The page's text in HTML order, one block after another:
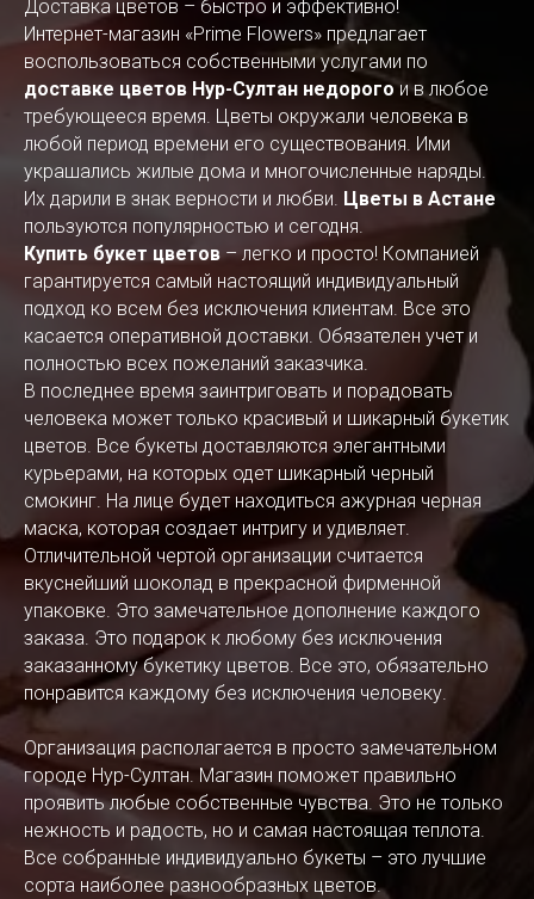
Доставка цветов – быстро и эффективно!
Интернет-магазин «Prime Flowers» предлагает
воспользоваться собственными услугами по
доставке цветов Нур-Султан недорогои в любое
требующееся время. Цветы окружали человека в
любой период времени его существования. Ими
украшались жилые дома и многочисленные наряды.
Их дарили в знак верности и любви. Цветы в Астане
пользуются популярностью и сегодня.
Купить букет цветов– легко и просто! Компанией
гарантируется самый настоящий индивидуальный
подход ко всем без исключения клиентам. Все это
касается оперативной доставки. Обязателен учет и
полностью всех пожеланий заказчика.
В последнее время заинтриговать и порадовать
человека может только красивый и шикарный букетик
цветов. Все букеты доставляются элегантными
курьерами, на которых одет шикарный черный
смокинг. На лице будет находиться ажурная черная
маска, которая создает интригу и удивляет.
Отличительной чертой организации считается
вкуснейший шоколад в прекрасной фирменной
упаковке. Это замечательное дополнение каждого
заказа. Это подарок к любому без исключения
заказанному букетику цветов. Все это, обязательно
понравится каждому без исключения человеку.
Организация располагается в просто замечательном
городе Нур-Султан. Магазин поможет правильно
проявить любые собственные чувства. Это не только
нежность и радость, но и самая настоящая теплота.
Все собранные индивидуально букеты – это лучшие
сорта наиболее разнообразных цветов.